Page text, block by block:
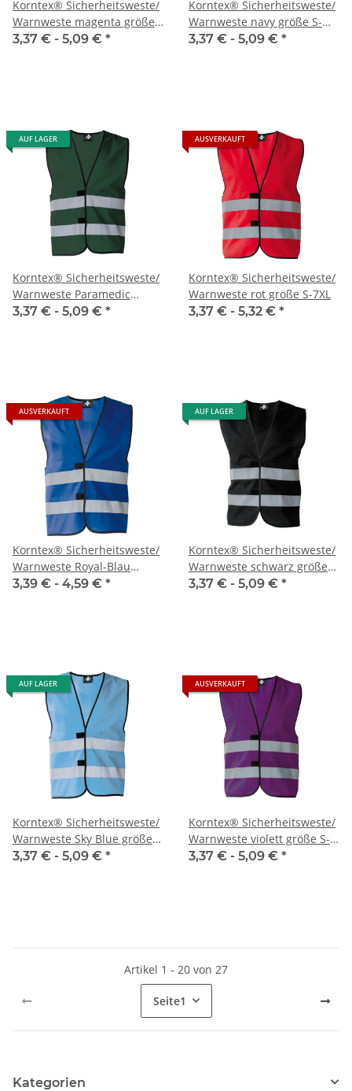
Korntex® Sicherheitsweste/
Warnweste magenta größe
S-5XL
3,37 € - 5,09 € *
Korntex® Sicherheitsweste/
Warnweste navy größe S-
5XL
3,37 € - 5,09 € *
AUF LAGER
Korntex® Sicherheitsweste/
Warnweste Paramedic
Green größe S-5XL
3,37 € - 5,09 € *
AUSVERKAUFT
Korntex® Sicherheitsweste/
Warnweste rot größe S-7XL
3,37 € - 5,32 € *
AUSVERKAUFT
Korntex® Sicherheitsweste/
Warnweste Royal-Blau
größe S-7XL
3,39 € - 4,59 € *
AUF LAGER
Korntex® Sicherheitsweste/
Warnweste schwarz größe
S-5XL
3,37 € - 5,09 € *
AUF LAGER
Korntex® Sicherheitsweste/
Warnweste Sky Blue größe
S-5XL
3,37 € - 5,09 € *
AUSVERKAUFT
Korntex® Sicherheitsweste/
Warnweste violett größe S-
5XL
3,37 € - 5,09 € *
Artikel 1 - 20 von 27
Seite1
Kategorien